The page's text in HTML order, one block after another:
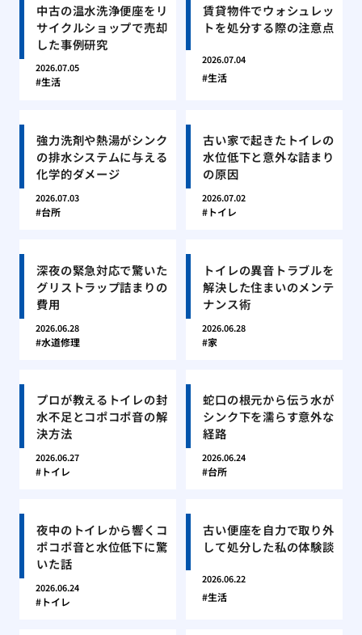
中古の温水洗浄便座をリ
サイクルショップで売却
した事例研究
2026.07.05
生活
賃貸物件でウォシュレッ
トを処分する際の注意点
2026.07.04
生活
強力洗剤や熱湯がシンク
の排水システムに与える
化学的ダメージ
2026.07.03
台所
古い家で起きたトイレの
水位低下と意外な詰まり
の原因
2026.07.02
トイレ
深夜の緊急対応で驚いた
グリストラップ詰まりの
費用
2026.06.28
水道修理
トイレの異音トラブルを
解決した住まいのメンテ
ナンス術
2026.06.28
家
プロが教えるトイレの封
水不足とコポコポ音の解
決方法
2026.06.27
トイレ
蛇口の根元から伝う水が
シンク下を濡らす意外な
経路
2026.06.24
台所
夜中のトイレから響くコ
ポコポ音と水位低下に驚
いた話
2026.06.24
トイレ
古い便座を自力で取り外
して処分した私の体験談
2026.06.22
生活